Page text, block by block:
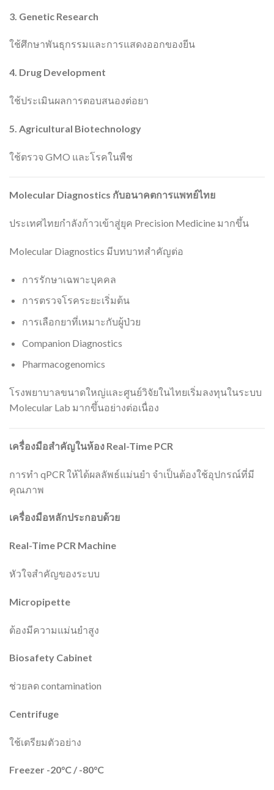
3. Genetic Research
ใช้ศึกษาพันธุกรรมและการแสดงออกของยีน
4. Drug Development
ใช้ประเมินผลการตอบสนองต่อยา
5. Agricultural Biotechnology
ใช้ตรวจ GMO และโรคในพืช
Molecular Diagnostics กับอนาคตการแพทย์ไทย
ประเทศไทยกำลังก้าวเข้าสู่ยุค Precision Medicine มากขึ้น
Molecular Diagnostics มีบทบาทสำคัญต่อ
การรักษาเฉพาะบุคคล
การตรวจโรคระยะเริ่มต้น
การเลือกยาที่เหมาะกับผู้ป่วย
Companion Diagnostics
Pharmacogenomics
โรงพยาบาลขนาดใหญ่และศูนย์วิจัยในไทยเริ่มลงทุนในระบบ
Molecular Lab มากขึ้นอย่างต่อเนื่อง
เครื่องมือสำคัญในห้อง Real-Time PCR
การทำ qPCR ให้ได้ผลลัพธ์แม่นยำ จำเป็นต้องใช้อุปกรณ์ที่มี
คุณภาพ
เครื่องมือหลักประกอบด้วย
Real-Time PCR Machine
หัวใจสำคัญของระบบ
Micropipette
ต้องมีความแม่นยำสูง
Biosafety Cabinet
ช่วยลด contamination
Centrifuge
ใช้เตรียมตัวอย่าง
Freezer -20°C / -80°C